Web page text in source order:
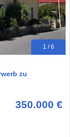
1 / 6
zu
350.000 €